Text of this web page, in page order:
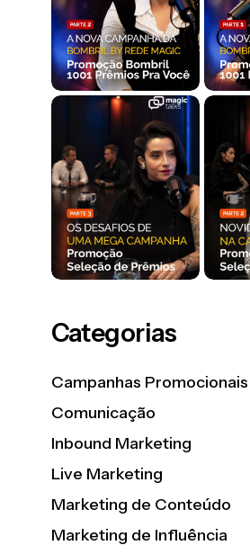
Categorias
Campanhas Promocionais
Comunicação
Inbound Marketing
Live Marketing
Marketing de Conteúdo
Marketing de Influência